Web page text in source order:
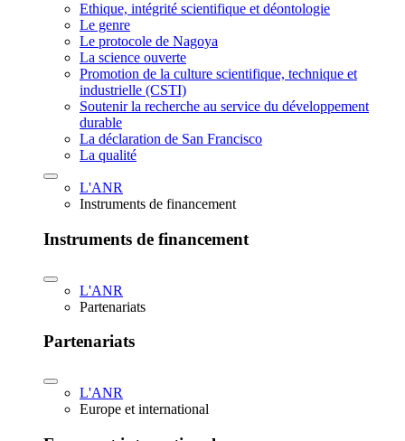
Ethique, intégrité scientifique et déontologie
Le genre
Le protocole de Nagoya
La science ouverte
Promotion de la culture scientifique, technique et
industrielle (CSTI)
Soutenir la recherche au service du développement
durable
La déclaration de San Francisco
La qualité
L'ANR
Instruments de financement
Instruments de financement
L'ANR
Partenariats
Partenariats
L'ANR
Europe et international